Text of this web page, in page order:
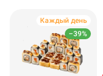
–39%
Каждый день